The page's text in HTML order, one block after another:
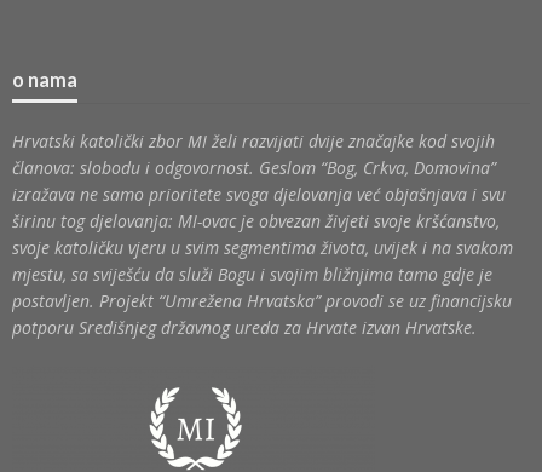
o nama
Hrvatski katolički zbor MI želi razvijati dvije značajke kod svojih
članova: slobodu i odgovornost. Geslom “Bog, Crkva, Domovina”
izražava ne samo prioritete svoga djelovanja već objašnjava i svu
širinu tog djelovanja: MI-ovac je obvezan živjeti svoje kršćanstvo,
svoje katoličku vjeru u svim segmentima života, uvijek i na svakom
mjestu, sa sviješću da služi Bogu i svojim bližnjima tamo gdje je
postavljen. Projekt “Umrežena Hrvatska” provodi se uz financijsku
potporu Središnjeg državnog ureda za Hrvate izvan Hrvatske.